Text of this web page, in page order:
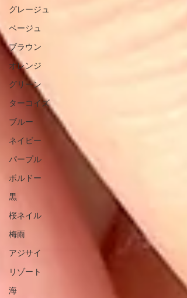
グレージュ
ベージュ
ブラウン
オレンジ
グリーン
ターコイズ
ブルー
ネイビー
パープル
ボルドー
黒
桜ネイル
梅雨
アジサイ
リゾート
海